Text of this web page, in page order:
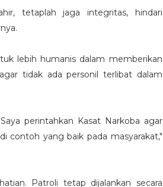
tetaplah jaga integritas, hindari
lebih humanis dalam memberikan
tidak ada personil terlibat dalam
perintahkan Kasat Narkoba agar
contoh yang baik pada masyarakat,"
Patroli tetap dijalankan secara